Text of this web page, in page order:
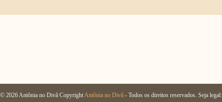
© 2026 Antônia no Divã Copyright Antônia no Divã - Todos os direitos reservados. Seja legal: